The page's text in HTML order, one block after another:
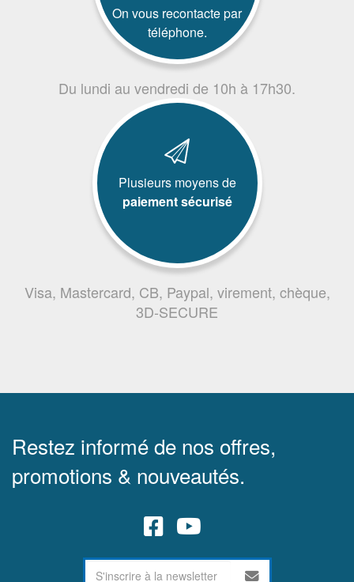
On vous recontacte par
téléphone.
Du lundi au vendredi de 10h à 17h30.
Plusieurs moyens de
paiement sécurisé
Visa, Mastercard, CB, Paypal, virement, chèque,
3D-SECURE
Restez informé de nos offres,
promotions & nouveautés.